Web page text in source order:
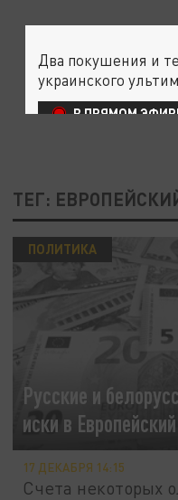
ТЕГ:
Русские и
иски в
ПОЛИТИКА
17 ДЕКАБРЯ 14:15
Счета некоторых
Два покушения и
украинского
В ПРЯМОМ